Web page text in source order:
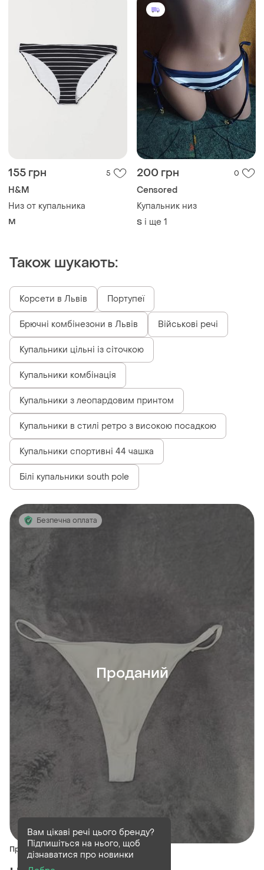
155 грн 5
H&M
Низ от купальника
M
200 грн 0
Censored
Купальник низ
S і ще 1
Також шукають:
Корсети в Львів Портупеї
Брючні комбінезони в Львів Військові речі
Купальники цільні із сіточкою
Купальники комбінація
Купальники з леопардовим принтом
Купальники в стилі ретро з високою посадкою
Купальники спортивні 44 чашка
Білі купальники south pole
Безпечна оплата
Проданий
Проданий
Вам цікаві речі цього бренду?
Підпишіться на нього, щоб
дізнаватися про новинки